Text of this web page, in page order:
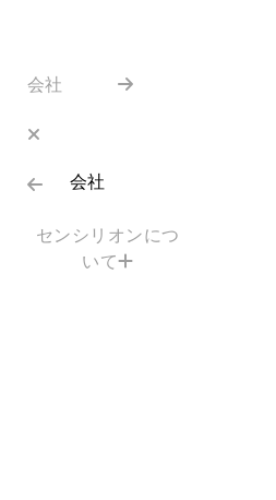
会社
会社
センシリオンにつ
いて